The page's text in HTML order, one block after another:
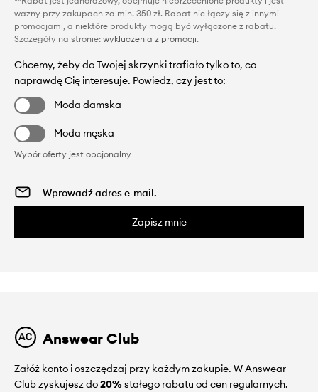
ważny przy zakupach za min. 350 zł. Rabat nie łączy się z innymi
promocjami, a niektóre produkty mogą być wyłączone z rabatu.
Szczegóły na stronie: wykluczenia z promocji.
Chcemy, żeby do Twojej skrzynki trafiało tylko to, co
naprawdę Cię interesuje. Powiedz, czy jest to:
Moda damska
Moda męska
Wybór oferty jest opcjonalny
Zapisz mnie
Answear Club
Załóż konto i oszczędzaj przy każdym zakupie. W Answear
Club zyskujesz do20%stałego rabatu od cen regularnych.